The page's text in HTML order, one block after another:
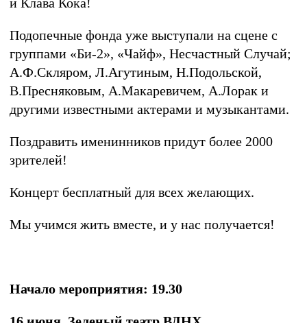
Подопечные фонда уже выступали на сцене с
группами «Би-2», «Чайф», Несчастный Случай;
А.Ф.Скляром, Л.Агутиным, Н.Подольской,
В.Пресняковым, А.Макаревичем, А.Лорак и
другими известными актерами и музыкантами.
Поздравить именинников придут более 2000
зрителей!
Концерт бесплатный для всех желающих.
Мы учимся жить вместе, и у нас получается!
Начало мероприятия: 19.30